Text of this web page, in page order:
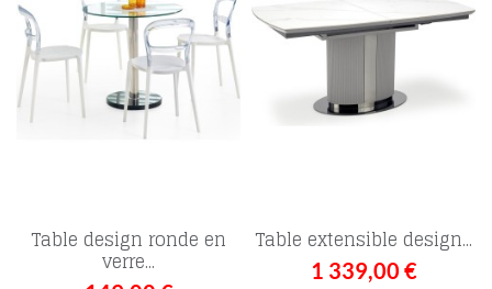
Table design ronde en
verre...
Table extensible design...
1 339,00 €